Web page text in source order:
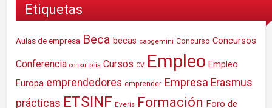
Etiquetas
Aulas de empresa Beca becas capgemini Concurso Concursos
Conferencia consultoria Cursos CV Empleo Empleo
Europa emprendedores emprender Empresa Erasmus
prácticas ETSINF Everis Formación Foro de